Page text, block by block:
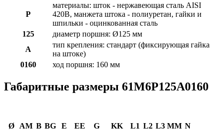
P
материалы: шток - нержавеющая сталь AISI
420B, манжета штока - полиуретан, гайки и
шпильки - оцинкованная сталь
125
диаметр поршня: Ø125 мм
A
тип крепления: стандарт (фиксирующая гайка
на штоке)
0160
ход поршня: 160 мм
Габаритные размеры 61M6P125A0160
Ø AM B BG E EE G KK L1 L2 L3 MM N